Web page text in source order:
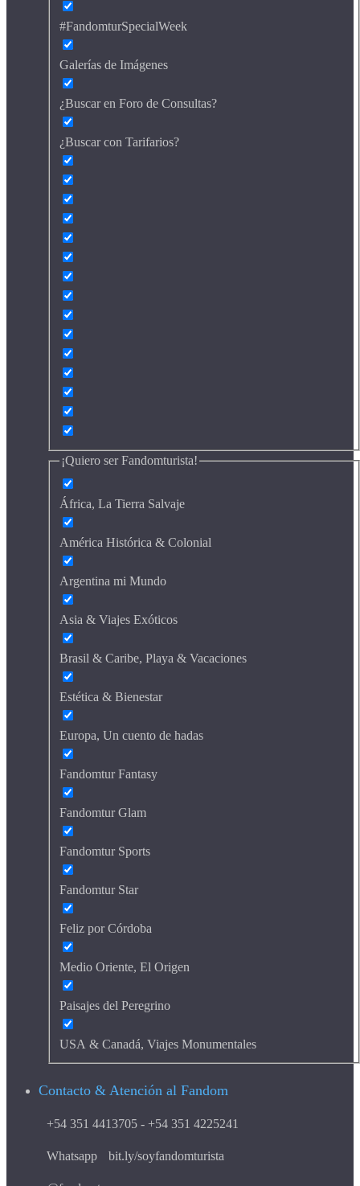
#FandomturSpecialWeek
Galerías de Imágenes
¿Buscar en Foro de Consultas?
¿Buscar con Tarifarios?
¡Quiero ser Fandomturista!
África, La Tierra Salvaje
América Histórica & Colonial
Argentina mi Mundo
Asia & Viajes Exóticos
Brasil & Caribe, Playa & Vacaciones
Estética & Bienestar
Europa, Un cuento de hadas
Fandomtur Fantasy
Fandomtur Glam
Fandomtur Sports
Fandomtur Star
Feliz por Córdoba
Medio Oriente, El Origen
Paisajes del Peregrino
USA & Canadá, Viajes Monumentales
Contacto & Atención al Fandom
+54 351 4413705 - +54 351 4225241
Whatsapp bit.ly/soyfandomturista